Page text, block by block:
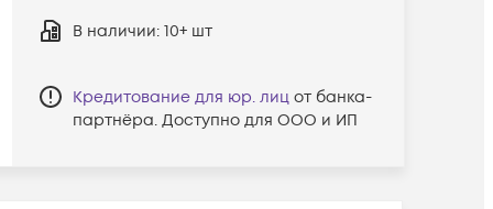
В наличии: 10+ шт
Кредитование для юр. лиц от банка-
партнёра. Доступно для ООО и ИП